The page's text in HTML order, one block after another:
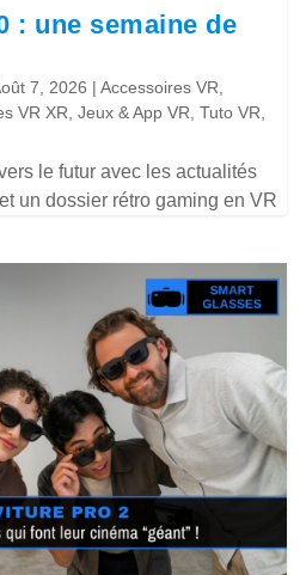
: une semaine de
7, 2026 |Accessoires VR,
VR XR,Jeux & App VR,Tuto VR,
le futur avec les actualités
un dossier rétro gaming en VR